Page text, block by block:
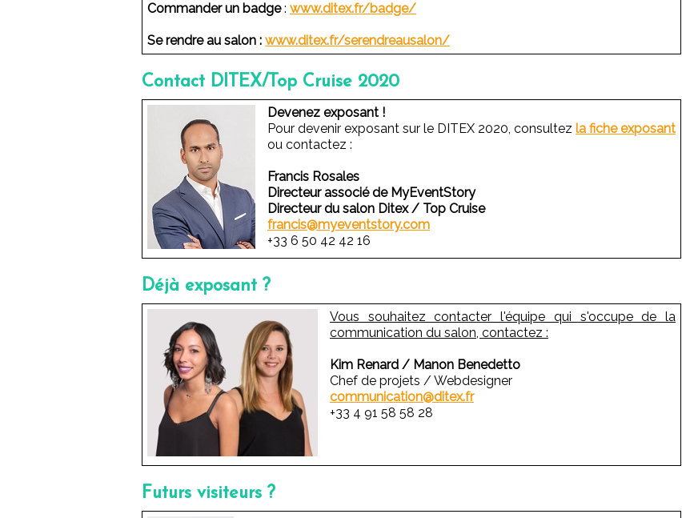
Commander un badge: www.ditex.fr/badge/
Se rendre au salon : www.ditex.fr/serendreausalon/
Contact DITEX/Top Cruise 2020
Devenez exposant !
Pour devenir exposant sur le DITEX 2020, consultez la fiche exposant
ou contactez :
Francis Rosales
Directeur associé de MyEventStory
Directeur du salon Ditex / Top Cruise
francis@myeventstory.com
+33 6 50 42 42 16
Déjà exposant ?
Vous souhaitez contacter l'équipe qui s'occupe de la
communication du salon, contactez :
Kim Renard / Manon Benedetto
Chef de projets / Webdesigner
communication@ditex.fr
+33 4 91 58 58 28
Futurs visiteurs ?